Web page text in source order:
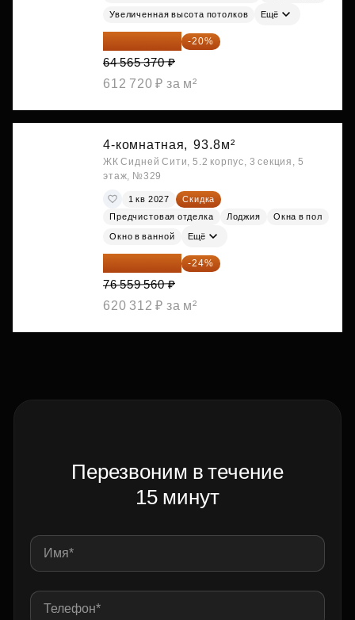
Увеличенная высота потолков Ещё
51 652 296 ₽ -20%
64 565 370 ₽
612 720 ₽ за м²
4-комнатная, 93.8м²
ЖК Сидней Сити, 5.2 корпус, 3 секция, 5
этаж, №329
1 кв 2027
Скидка
Предчистовая отделка
Лоджия Окна в пол
Окно в ванной Ещё
58 185 266 ₽ -24%
76 559 560 ₽
620 312 ₽ за м²
Перезвоним в течение
15 минут